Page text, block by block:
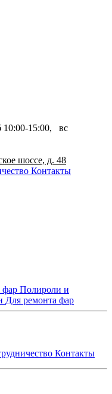
10:00-15:00, вс
шоссе, д. 48
Контакты
фар Полироли и
Для ремонта фар
Контакты